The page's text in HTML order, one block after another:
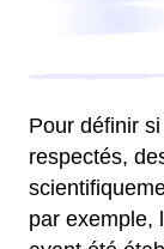
Pour définir
respectés,
par exemple,